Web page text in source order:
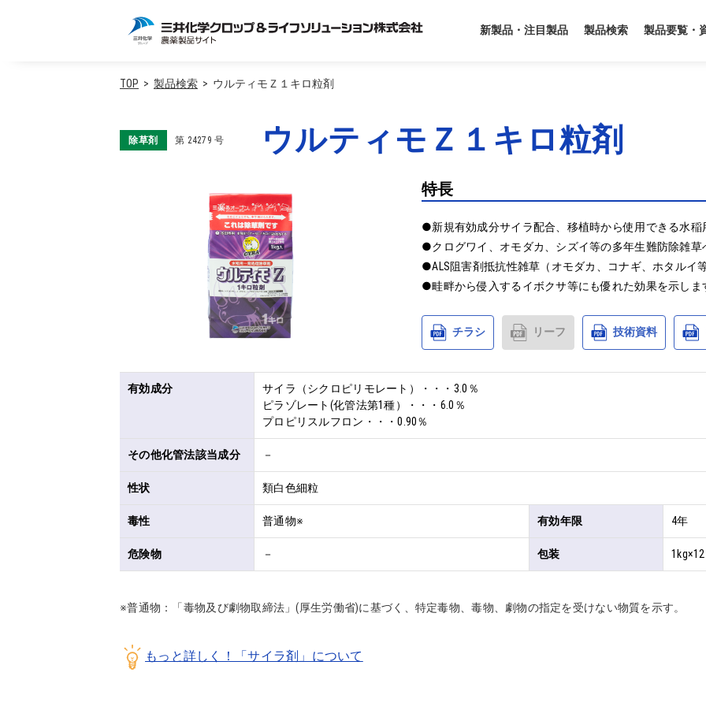
新製品・注目製品 製品検索 製品要覧・
TOP 製品検索 ウルティモＺ１キロ粒剤
除草剤 第 24279号 ウルティモＺ１キロ粒剤
特長
●新規有効成分サイラ配合、移植時から使用できる水稲
●クログワイ、オモダカ、シズイ等の多年生難防除雑草
●ALS阻害剤抵抗性雑草（オモダカ、コナギ、ホタルイ
●畦畔から侵入するイボクサ等にも優れた効果を示しま
チラシ リーフ 技術資料
有効成分
サイラ（シクロピリモレート）・・・3.0％
ピラゾレート(化管法第1種）・・・6.0％
プロピリスルフロン・・・0.90％
その他化管法該当成分 －
性状 類白色細粒
毒性 普通物※ 有効年限 4年
危険物 － 包装
※普通物：「毒物及び劇物取締法」(厚生労働省)に基づく、特定毒物、毒物、劇物の指定を受けない物質を示す。
もっと詳しく！「サイラ剤」について